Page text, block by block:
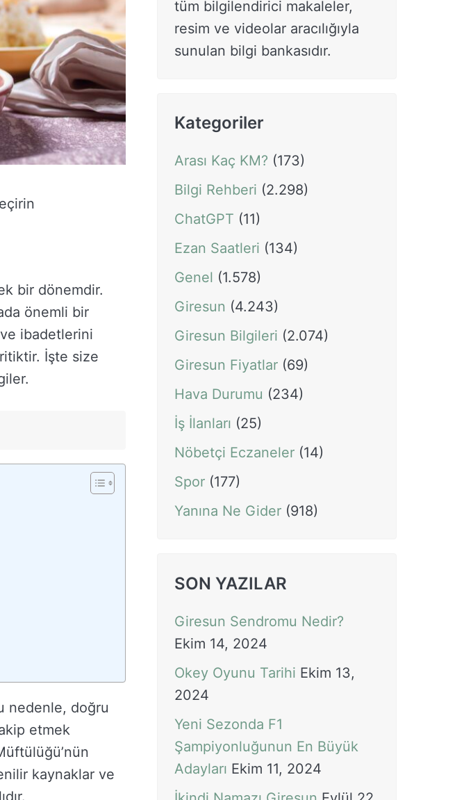
bir dönemdir.
önemli bir
ibadetlerini
İşte size
nedenle, doğru
etmek
kaynaklar ve
tüm bilgilendirici makaleler,
resim ve videolar aracılığıyla
sunulan bilgi bankasıdır.
Kategoriler
Arası Kaç KM? (173)
Bilgi Rehberi (2.298)
ChatGPT (11)
Ezan Saatleri (134)
Genel (1.578)
Giresun (4.243)
Giresun Bilgileri (2.074)
Giresun Fiyatlar (69)
Hava Durumu (234)
İş İlanları (25)
Nöbetçi Eczaneler (14)
Spor (177)
Yanına Ne Gider (918)
SON YAZILAR
Giresun Sendromu Nedir?
Ekim 14, 2024
Okey Oyunu Tarihi Ekim 13,
2024
Yeni Sezonda F1
Şampiyonluğunun En Büyük
Adayları Ekim 11, 2024